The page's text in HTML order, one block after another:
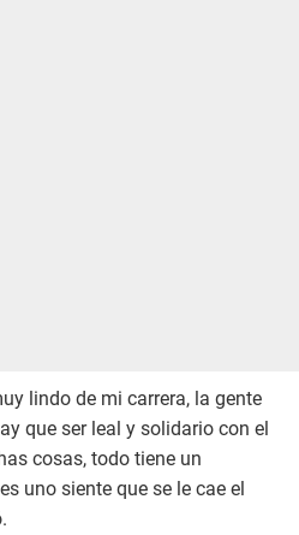
lindo de mi carrera, la gente
que ser leal y solidario con el
cosas, todo tiene un
uno siente que se le cae el